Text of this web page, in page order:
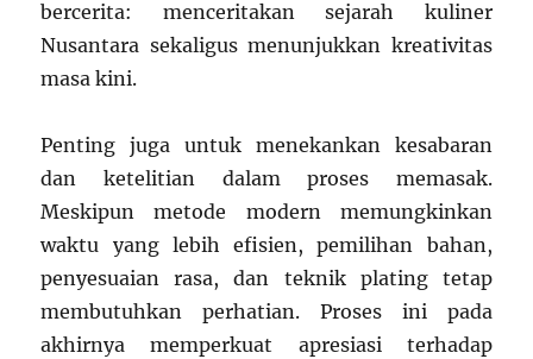
bercerita: menceritakan sejarah kuliner
Nusantara sekaligus menunjukkan kreativitas
masa kini.
Penting juga untuk menekankan kesabaran
dan ketelitian dalam proses memasak.
Meskipun metode modern memungkinkan
waktu yang lebih efisien, pemilihan bahan,
penyesuaian rasa, dan teknik plating tetap
membutuhkan perhatian. Proses ini pada
akhirnya memperkuat apresiasi terhadap